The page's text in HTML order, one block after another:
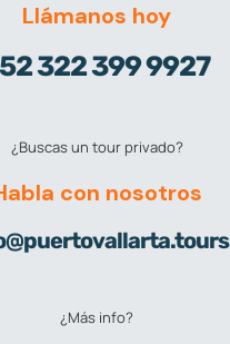
Llámanos hoy
322 399 9927
¿Buscas un tour privado?
con nosotros
¿Más info?